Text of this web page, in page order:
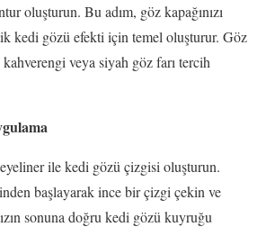
oluşturun. Bu adım, göz kapağınızı
kedi gözü efekti için temel oluşturur. Göz
veya siyah göz farı tercih
ile kedi gözü çizgisi oluşturun.
başlayarak ince bir çizgi çekin ve
sonuna doğru kedi gözü kuyruğu